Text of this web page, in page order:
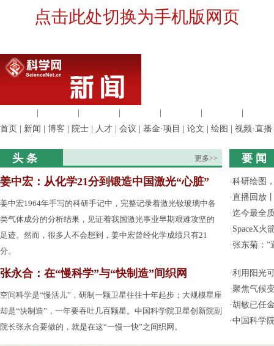
点击此处切换为手机版网页
首页
新闻 博客 院士 人才 会议 基金·项目 论文 绘图 视频·直播
头 条 更多>>
姜中宏：从化学21分到锻造中国激光“心脏”
姜中宏1964年手写的科研手记中，完整记录着激光钕玻璃中各
类气体成分的分析结果，见证着我国激光事业早期艰难攻坚的
足迹。然而，很多人不会想到，姜中宏曾经化学成绩只有21
分。
张永合：在“慢科学”与“快制造”间织网
空间科学是“慢活儿”，研制一颗卫星往往十年起步；大规模星座
却是“快制造”，一年要吞吐几百颗星。中国科学院卫星创新院副
院长张永合要做的，就是在这“一慢一快”之间织网。
要 闻
·科研绘图
·直播回放
·迄今最全
· SpaceX火
·张东菊：“
·利用阳光
·聚焦气候
·胡敏已任
·中国科学